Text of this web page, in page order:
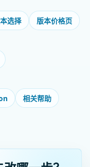
选择
版本价格页
相关帮助